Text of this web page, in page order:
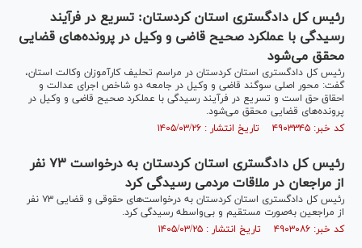
رئیس کل دادگستری استان کردستان: تسریع در فرآیند
رسیدگی با عملکرد صحیح قاضی و وکیل در پرونده‌های قضایی
محقق می‌شود
رئیس کل دادگستری استان کردستان در مراسم تحلیف کارآموزان وکالت استان،
گفت: محور اصلی سوگند قاضی و وکیل در جامعه دو شاخص اجرای عدالت و
احقاق حق است و تسریع در فرآیند رسیدگی با عملکرد صحیح قاضی و وکیل در
پرونده‌های قضایی محقق می‌شود.
کد خبر: ۴۹۰۳۳۴۵ تاریخ انتشار : ۱۴۰۵/۰۳/۲۶
رئیس کل دادگستری استان کردستان به درخواست ۷۳ نفر
از مراجعان در ملاقات مردمی رسیدگی کرد
رئیس کل دادگستری استان کردستان به درخواست‌های حقوقی و قضایی ۷۳ نفر
از مراجعین به‌صورت مستقیم و بی‌واسطه رسیدگی کرد.
کد خبر: ۴۹۰۳۰۸۶ تاریخ انتشار : ۱۴۰۵/۰۳/۲۵